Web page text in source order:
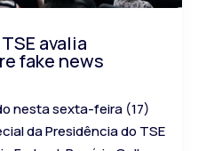
avalia
fake news
nesta sexta-feira (17)
da Presidência do TSE